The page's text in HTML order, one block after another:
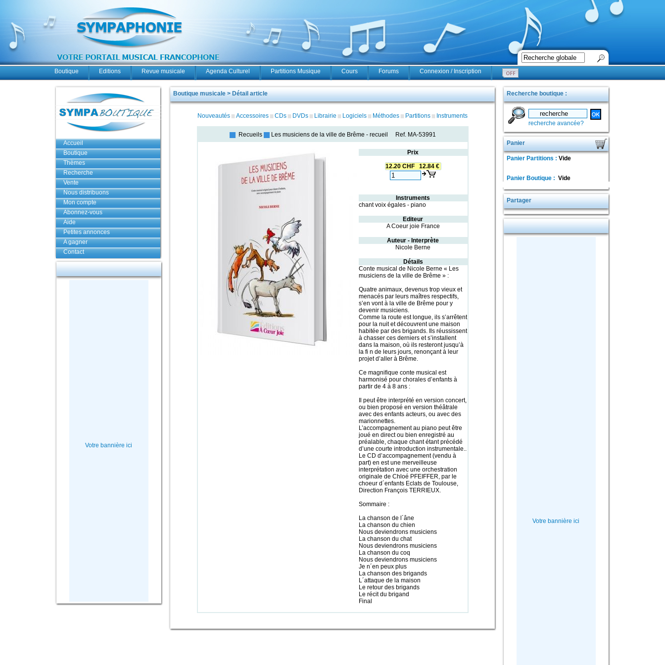
Boutique Editions Revue musicale Agenda Culturel Partitions Musique Cours Forums Connexion / Inscription
Accueil
Boutique
Thèmes
Recherche
Vente
Nous distribuons
Mon compte
Abonnez-vous
Aide
Petites annonces
A gagner
Contact
Votre bannière ici
Boutique musicale > Détail article
Nouveautés Accessoires CDs DVDs Librairie Logiciels Méthodes Partitions Instruments
Recueils Les musiciens de la ville de Brême - recueil Ref. MA-53991
Prix
12.20 CHF 12.84 €
Instruments
chant voix égales - piano
Editeur
A Coeur joie France
Auteur - Interprète
Nicole Berne
Détails
Conte musical de Nicole Berne « Les
musiciens de la ville de Brême » :
Quatre animaux, devenus trop vieux et
menacés par leurs maîtres respectifs,
s’en vont à la ville de Brême pour y
devenir musiciens.
Comme la route est longue, ils s’arrêtent
pour la nuit et découvrent une maison
habitée par des brigands. Ils réussissent
à chasser ces derniers et s’installent
dans la maison, où ils resteront jusqu’à
la fi n de leurs jours, renonçant à leur
projet d’aller à Brême.
Ce magnifique conte musical est
harmonisé pour chorales d’enfants à
partir de 4 à 8 ans :
Il peut être interprété en version concert,
ou bien proposé en version théâtrale
avec des enfants acteurs, ou avec des
marionnettes.
L’accompagnement au piano peut être
joué en direct ou bien enregistré au
préalable, chaque chant étant précédé
d’une courte introduction instrumentale..
Le CD d’accompagnement (vendu à
part) en est une merveilleuse
interprétation avec une orchestration
originale de Chloé PFEIFFER, par le
choeur d´enfants Eclats de Toulouse,
Direction François TERRIEUX.
Sommaire :
La chanson de l´âne
La chanson du chien
Nous deviendrons musiciens
La chanson du chat
Nous deviendrons musiciens
La chanson du coq
Nous deviendrons musiciens
Je n´en peux plus
La chanson des brigands
L´attaque de la maison
Le retour des brigands
Le récit du brigand
Final
Recherche boutique :
recherche avancée?
Panier
Panier Partitions : Vide
Panier Boutique : Vide
Partager
Votre bannière ici